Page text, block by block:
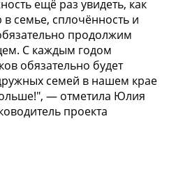
ещё раз увидеть, как
семье, сплочённость и
продолжим
С каждым годом
обязательно будет
семей в нашем крае
— отметила Юлия
проекта